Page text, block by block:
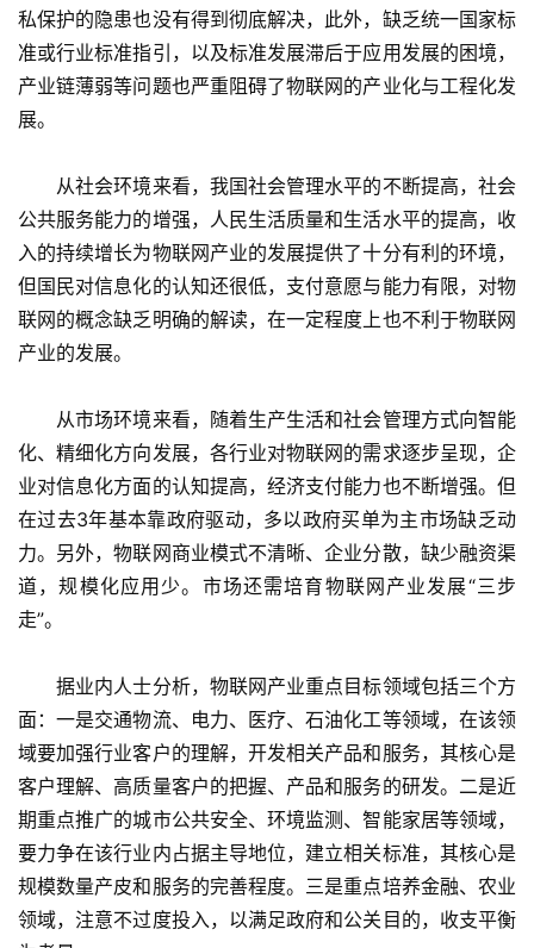
私保护的隐患也没有得到彻底解决，此外，缺乏统一国家标
准或行业标准指引，以及标准发展滞后于应用发展的困境，
产业链薄弱等问题也严重阻碍了物联网的产业化与工程化发
展。
从社会环境来看，我国社会管理水平的不断提高，社会
公共服务能力的增强，人民生活质量和生活水平的提高，收
入的持续增长为物联网产业的发展提供了十分有利的环境，
但国民对信息化的认知还很低，支付意愿与能力有限，对物
联网的概念缺乏明确的解读，在一定程度上也不利于物联网
产业的发展。
从市场环境来看，随着生产生活和社会管理方式向智能
化、精细化方向发展，各行业对物联网的需求逐步呈现，企
业对信息化方面的认知提高，经济支付能力也不断增强。但
在过去3年基本靠政府驱动，多以政府买单为主市场缺乏动
力。另外，物联网商业模式不清晰、企业分散，缺少融资渠
道，规模化应用少。市场还需培育物联网产业发展“三步
走”。
据业内人士分析，物联网产业重点目标领域包括三个方
面：一是交通物流、电力、医疗、石油化工等领域，在该领
域要加强行业客户的理解，开发相关产品和服务，其核心是
客户理解、高质量客户的把握、产品和服务的研发。二是近
期重点推广的城市公共安全、环境监测、智能家居等领域，
要力争在该行业内占据主导地位，建立相关标准，其核心是
规模数量产皮和服务的完善程度。三是重点培养金融、农业
领域，注意不过度投入，以满足政府和公关目的，收支平衡